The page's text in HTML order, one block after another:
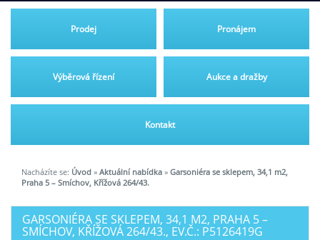
Prodej Pronájem
Výběrová řízení Aukce a dražby
Kontakt
Nacházíte se: Úvod » Aktuální nabídka » Garsoniéra se sklepem, 34,1 m2,
Praha 5 – Smíchov, Křížová 264/43.
GARSONIÉRA SE SKLEPEM, 34,1 M2, PRAHA 5 –
SMÍCHOV, KŘÍŽOVÁ 264/43., EV.Č.: P5126419G